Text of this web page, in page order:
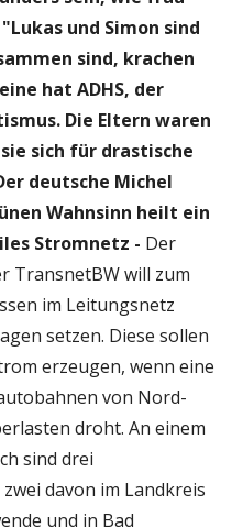
und Simon sind
sind, krachen
hat ADHS, der
Die Eltern waren
sich für drastische
deutsche Michel
Wahnsinn heilt ein
Stromnetz - Der
TransnetBW will zum
im Leitungsnetz
setzen. Diese sollen
erzeugen, wenn eine
von Nord-
droht. An einem
sind drei
davon im Landkreis
und in Bad